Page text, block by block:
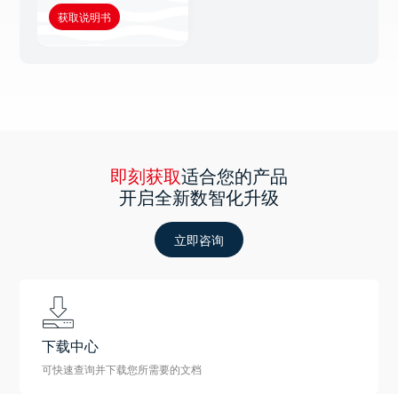
获取说明书
即刻获取适合您的产品
开启全新数智化升级
立即咨询
下载中心
可快速查询并下载您所需要的文档